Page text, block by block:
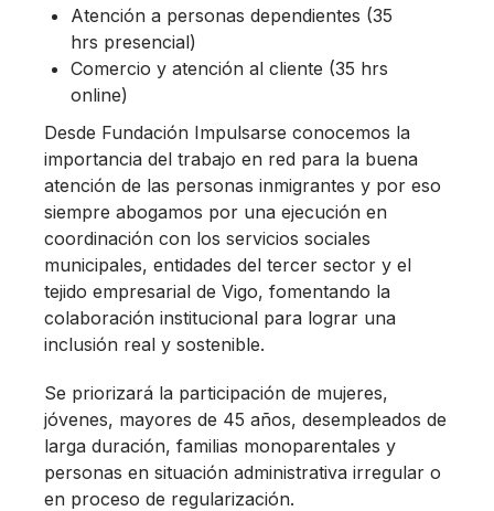
Atención a personas dependientes (35
hrs presencial)
Comercio y atención al cliente (35 hrs
online)
Desde Fundación Impulsarse conocemos la
importancia del trabajo en red para la buena
atención de las personas inmigrantes y por eso
siempre abogamos por una ejecución en
coordinación con los servicios sociales
municipales, entidades del tercer sector y el
tejido empresarial de Vigo, fomentando la
colaboración institucional para lograr una
inclusión real y sostenible.
Se priorizará la participación de mujeres,
jóvenes, mayores de 45 años, desempleados de
larga duración, familias monoparentales y
personas en situación administrativa irregular o
en proceso de regularización.